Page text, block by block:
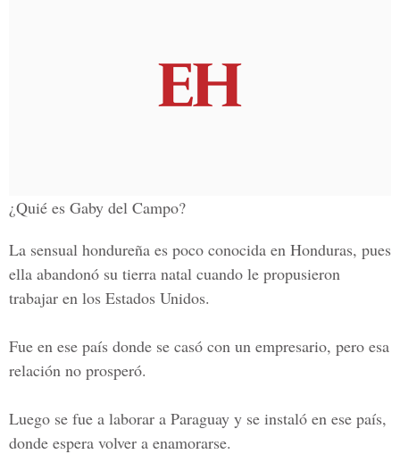
¿Quié es Gaby del Campo?
La sensual hondureña es poco conocida en Honduras, pues
ella abandonó su tierra natal cuando le propusieron
trabajar en los Estados Unidos.
Fue en ese país donde se casó con un empresario, pero esa
relación no prosperó.
Luego se fue a laborar a Paraguay y se instaló en ese país,
donde espera volver a enamorarse.